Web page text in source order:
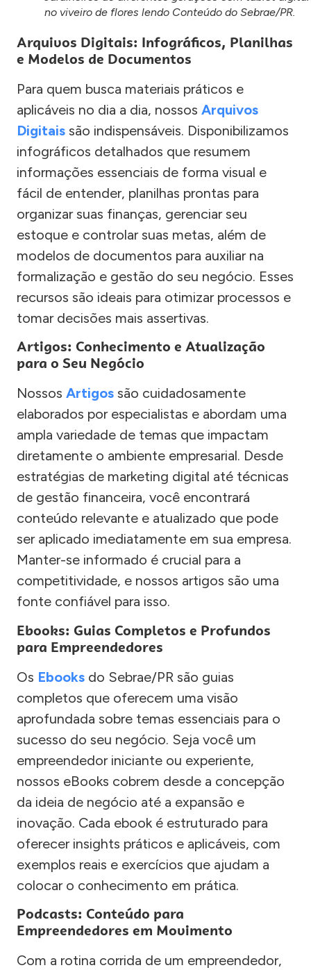
no viveiro de flores lendo Conteúdo do Sebrae/PR.
Arquivos Digitais: Infográficos, Planilhas
e Modelos de Documentos
Para quem busca materiais práticos e
aplicáveis no dia a dia, nossos Arquivos
Digitais são indispensáveis. Disponibilizamos
infográficos detalhados que resumem
informações essenciais de forma visual e
fácil de entender, planilhas prontas para
organizar suas finanças, gerenciar seu
estoque e controlar suas metas, além de
modelos de documentos para auxiliar na
formalização e gestão do seu negócio. Esses
recursos são ideais para otimizar processos e
tomar decisões mais assertivas.
Artigos: Conhecimento e Atualização
para o Seu Negócio
Nossos Artigos são cuidadosamente
elaborados por especialistas e abordam uma
ampla variedade de temas que impactam
diretamente o ambiente empresarial. Desde
estratégias de marketing digital até técnicas
de gestão financeira, você encontrará
conteúdo relevante e atualizado que pode
ser aplicado imediatamente em sua empresa.
Manter-se informado é crucial para a
competitividade, e nossos artigos são uma
fonte confiável para isso.
Ebooks: Guias Completos e Profundos
para Empreendedores
Os Ebooks do Sebrae/PR são guias
completos que oferecem uma visão
aprofundada sobre temas essenciais para o
sucesso do seu negócio. Seja você um
empreendedor iniciante ou experiente,
nossos eBooks cobrem desde a concepção
da ideia de negócio até a expansão e
inovação. Cada ebook é estruturado para
oferecer insights práticos e aplicáveis, com
exemplos reais e exercícios que ajudam a
colocar o conhecimento em prática.
Podcasts: Conteúdo para
Empreendedores em Movimento
Com a rotina corrida de um empreendedor,